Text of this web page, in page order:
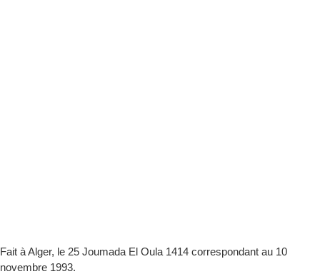
Fait à Alger, le 25 Joumada El Oula 1414 correspondant au 10
novembre 1993.